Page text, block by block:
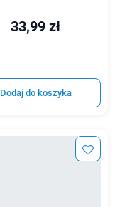
33,99 zł
Dodaj do koszyka